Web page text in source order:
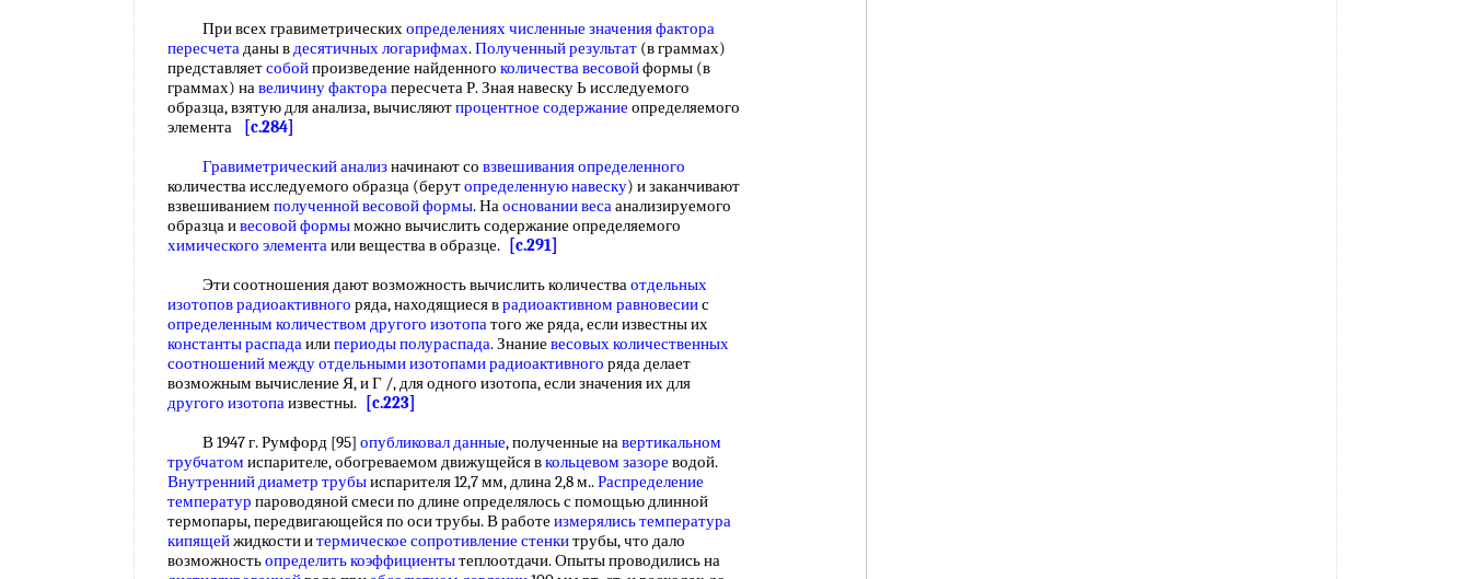
При всех гравиметрическихопределениях численные значенияфактора
пересчетаданы вдесятичных логарифмах.Полученный результат (в граммах)
представляетсобойпроизведение найденного количества весовойформы (в
граммах) навеличину факторапересчета Р. Зная навеску Ь исследуемого
образца, взятую для анализа, вычисляютпроцентное содержание определяемого
элемента
[c.284]
Гравиметрический анализначинают со взвешивания определенного
количества исследуемого образца (берутопределенную навеску) и заканчивают
взвешиванием полученной весовой формы. Наосновании весаанализируемого
образца ивесовой формыможно вычислить содержание определяемого
химического элементаили вещества в образце.
[c.291]
Эти соотношения дают возможность вычислить количестваотдельных
изотопов радиоактивного ряда, находящиеся врадиоактивном равновесиис
определенным количеством другого изотопатого же ряда, если известны их
константы распадаилипериоды полураспада. Знание весовых количественных
соотношений междуотдельными изотопами радиоактивного ряда делает
возможным вычисление Я, и Г /, для одного изотопа, если значения их для
другого изотопаизвестны.
[c.223]
В 1947 г. Румфорд [95] опубликовал данные, полученные навертикальном
трубчатом испарителе, обогреваемом движущейся вкольцевом зазоре водой.
Внутренний диаметр трубыиспарителя 12,7 мм, длина 2,8 м..Распределение
температур пароводяной смеси по длине определялось с помощью длинной
термопары, передвигающейся по оси трубы. В работе измерялись температура
кипящейжидкости итермическое сопротивление стенкитрубы, что дало
возможностьопределить коэффициентытеплоотдачи. Опыты проводились на